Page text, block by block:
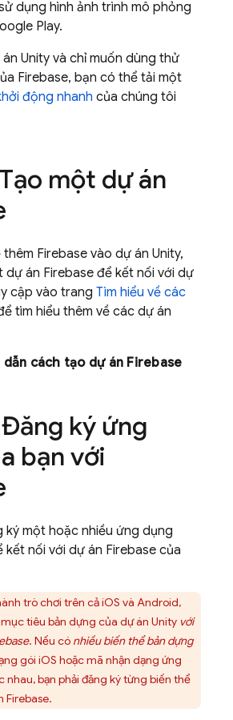
dụng hình ảnh trình mô phỏng
Play.
Unity và chỉ muốn dùng thử
Firebase, bạn có thể tải một
động nhanh của chúng tôi
một dự án
Firebase vào dự án Unity,
dự án Firebase để kết nối với dự
cập vào trang Tìm hiểu về các
tìm hiểu thêm về các dự án
cách tạo dự án Firebase
ký ứng
bạn với
ký một hoặc nhiều ứng dụng
nối với dự án Firebase của
trò chơi trên cả iOS và Android,
tiêu bản dựng của dự án Unity với
. Nếu có nhiều biến thể bản dựng
gói iOS hoặc mã nhận dạng ứng
bạn phải đăng ký từng biến thể
Firebase.